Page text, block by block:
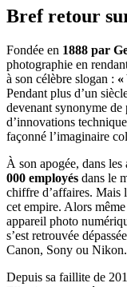
Bref retour
Fondée en 1888 par
photographie en
à son célèbre slogan : «
Pendant plus d’un
devenant synonyme
d’innovations
façonné l’imaginaire
À son apogée, dans
000 employés dans le
chiffre d’affaires. Mais
cet empire. Alors
appareil photo
s’est retrouvée
Canon, Sony ou Nikon.
Depuis sa faillite de